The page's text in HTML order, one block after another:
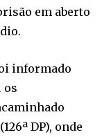
em aberto
informado
os
DP), onde